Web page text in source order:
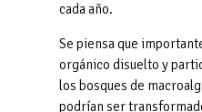
cada año.
Se piensa que
orgánico disuelto y
los bosques de
podrían ser